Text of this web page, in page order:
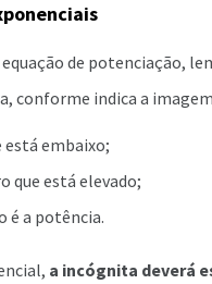
de potenciação,
conforme indica a
está embaixo;
que está elevado;
é a potência.
a incógnita deverá